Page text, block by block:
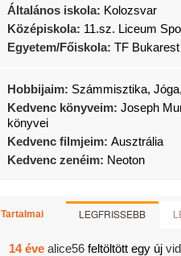
Általános iskola: Kolozsvar
Középiskola: 11.sz. Liceum
Egyetem/Főiskola: TF Bukarest
Hobbijaim: Számmisztika,
Kedvenc könyveim: Joseph
könyvei
Kedvenc filmjeim: Ausztrália
Kedvenc zenéim: Neoton
Tartalmai LEGFRISSEBB
14 éve alice56 feltöltött egy új